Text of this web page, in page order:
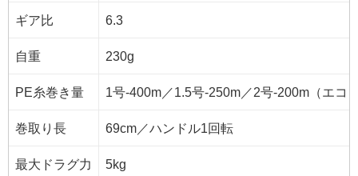
ギア比 6.3
自重 230g
PE糸巻き量 1号-400m／1.5号-250m／2号-200m（エコ
巻取り長 69cm／ハンドル1回転
最大ドラグ力 5kg